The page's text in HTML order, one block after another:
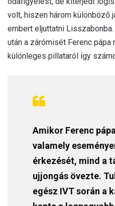
volt, hiszen három különböző
embert eljuttatni
után a zárómisét Ferenc
különleges pillataról így
Amikor Ferenc
valamely
érkezését, mind a
ujjongás övezte.
egész IVT során a